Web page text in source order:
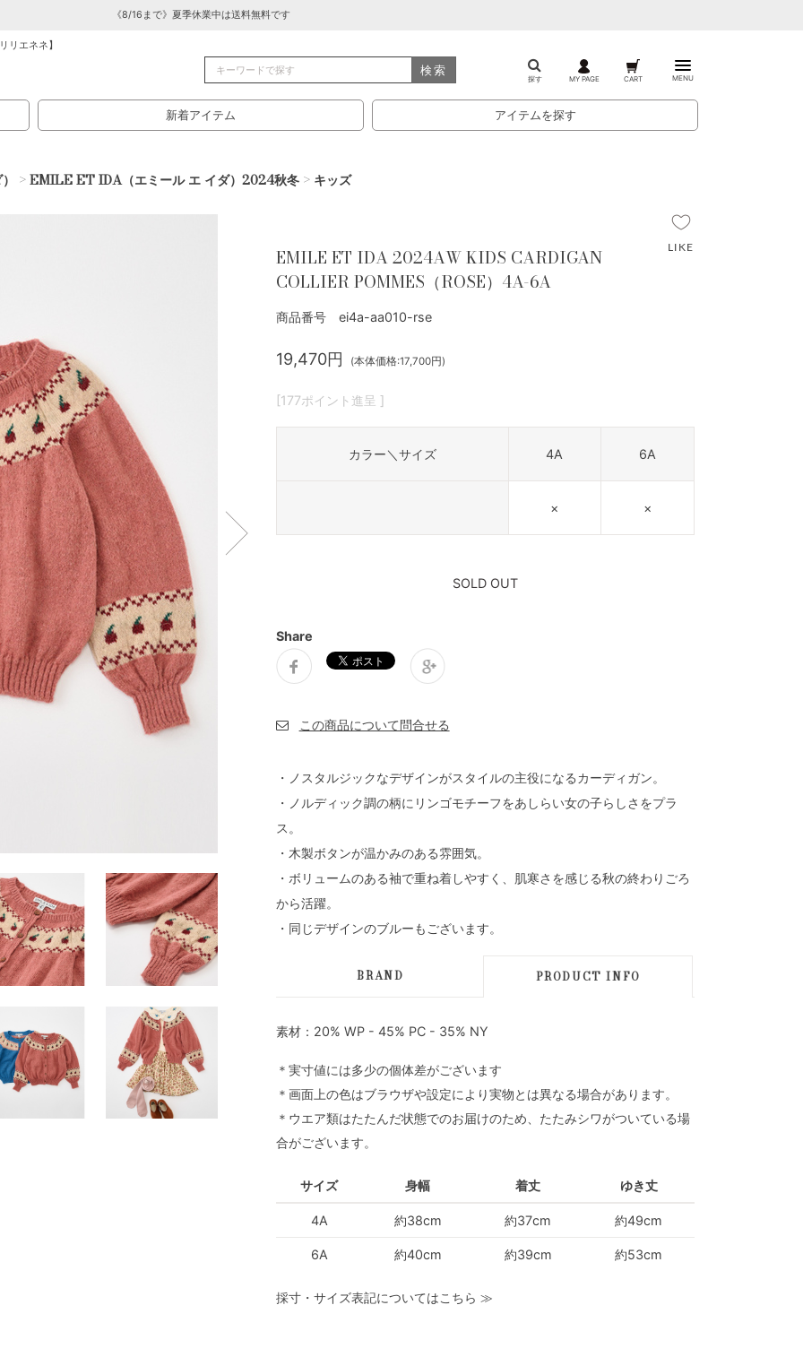
《8/16まで》夏季休業中は送料無料です
リエネネ】
検索
探す MY PAGE CART MENU
新着アイテム アイテムを探す
>EMILE ET IDA（エミール エ イダ）2024秋冬 > キッズ
EMILE ET IDA 2024AW KIDS CARDIGAN
COLLIER POMMES（ROSE）4A-6A
商品番号 ei4a-aa010-rse
19,470円 (本体価格:17,700円)
[177ポイント進呈 ]
カラー＼サイズ 4A 6A
× ×
SOLD OUT
Share
・ノスタルジックなデザインがスタイルの主役になるカーディガン。
・ノルディック調の柄にリンゴモチーフをあしらい女の子らしさをプラ
ス。
・木製ボタンが温かみのある雰囲気。
・ボリュームのある袖で重ね着しやすく、肌寒さを感じる秋の終わりごろ
から活躍。
・同じデザインのブルーもございます。
BRAND PRODUCT INFO
素材：20% WP - 45% PC - 35% NY
＊実寸値には多少の個体差がございます
＊画面上の色はブラウザや設定により実物とは異なる場合があります。
＊ウエア類はたたんだ状態でのお届けのため、たたみシワがついている場
合がございます。
サイズ 身幅 着丈 ゆき丈
4A 約38cm 約37cm 約49cm
6A 約40cm 約39cm 約53cm
採寸・サイズ表記についてはこちら ≫